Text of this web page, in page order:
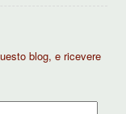
blog, e ricevere